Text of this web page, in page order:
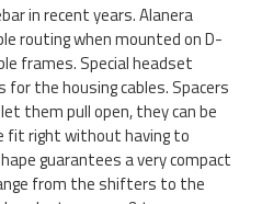
in recent years. Alanera
routing when mounted on D-
frames. Special headset
for the housing cables. Spacers
them pull open, they can be
fit right without having to
guarantees a very compact
from the shifters to the